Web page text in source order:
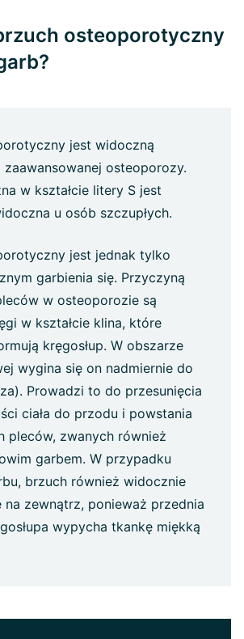
osteoporotyczny
jest widoczną
zaawansowanej osteoporozy.
w kształcie litery S jest
u osób szczupłych.
jest jednak tylko
garbienia się. Przyczyną
w osteoporozie są
w kształcie klina, które
kręgosłup. W obszarze
wygina się on nadmiernie do
Prowadzi to do przesunięcia
ciała do przodu i powstania
pleców, zwanych również
garbem. W przypadku
brzuch również widocznie
na zewnątrz, ponieważ przednia
wypycha tkankę miękką